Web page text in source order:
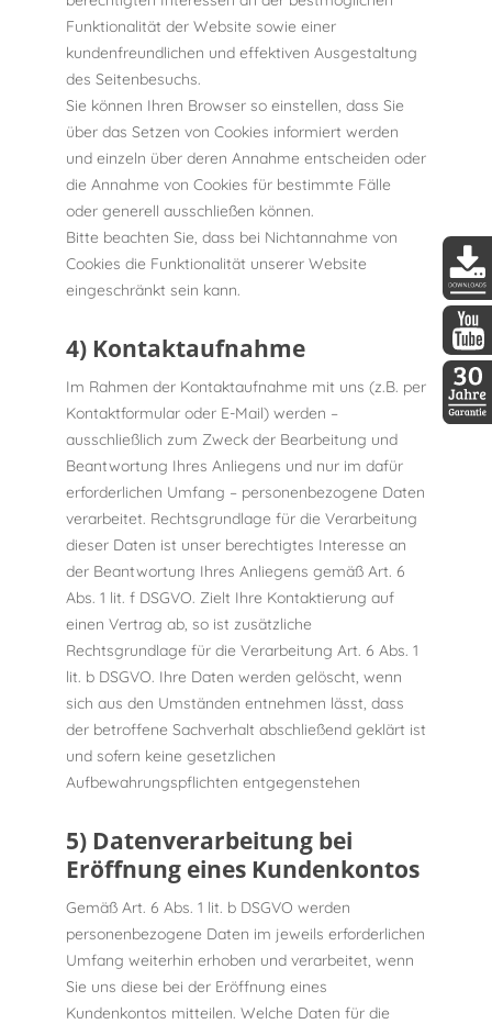
Funktionalität der Website sowie einer
kundenfreundlichen und effektiven Ausgestaltung
des Seitenbesuchs.
Sie können Ihren Browser so einstellen, dass Sie
über das Setzen von Cookies informiert werden
und einzeln über deren Annahme entscheiden oder
die Annahme von Cookies für bestimmte Fälle
oder generell ausschließen können.
Bitte beachten Sie, dass bei Nichtannahme von
Cookies die Funktionalität unserer Website
eingeschränkt sein kann.
4) Kontaktaufnahme
Im Rahmen der Kontaktaufnahme mit uns (z.B. per
Kontaktformular oder E-Mail) werden –
ausschließlich zum Zweck der Bearbeitung und
Beantwortung Ihres Anliegens und nur im dafür
erforderlichen Umfang – personenbezogene Daten
verarbeitet. Rechtsgrundlage für die Verarbeitung
dieser Daten ist unser berechtigtes Interesse an
der Beantwortung Ihres Anliegens gemäß Art. 6
Abs. 1 lit. f DSGVO. Zielt Ihre Kontaktierung auf
einen Vertrag ab, so ist zusätzliche
Rechtsgrundlage für die Verarbeitung Art. 6 Abs. 1
lit. b DSGVO. Ihre Daten werden gelöscht, wenn
sich aus den Umständen entnehmen lässt, dass
der betroffene Sachverhalt abschließend geklärt ist
und sofern keine gesetzlichen
Aufbewahrungspflichten entgegenstehen
5) Datenverarbeitung bei
Eröffnung eines Kundenkontos
Gemäß Art. 6 Abs. 1 lit. b DSGVO werden
personenbezogene Daten im jeweils erforderlichen
Umfang weiterhin erhoben und verarbeitet, wenn
Sie uns diese bei der Eröffnung eines
Kundenkontos mitteilen. Welche Daten für die